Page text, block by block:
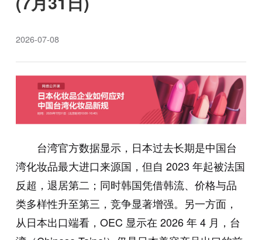
2026-07-08
台湾官方数据显示，日本过去长期是中国台
湾化妆品最大进口来源国，但自 2023 年起被法国
反超，退居第二；同时韩国凭借韩流、价格与品
类多样性升至第三，竞争显著增强。另一方面，
从日本出口端看，OEC 显示在 2026 年 4 月，台